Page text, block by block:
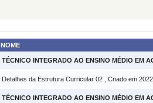
NOME
TÉCNICO INTEGRADO AO ENSINO MÉDIO EM
Detalhes da Estrutura Curricular 02 , Criado em 2022
TÉCNICO INTEGRADO AO ENSINO MÉDIO EM